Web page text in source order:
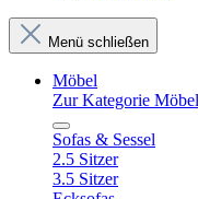
Menü schließen
Möbel
Zur Kategorie Möbel
Sofas & Sessel
2.5 Sitzer
3.5 Sitzer